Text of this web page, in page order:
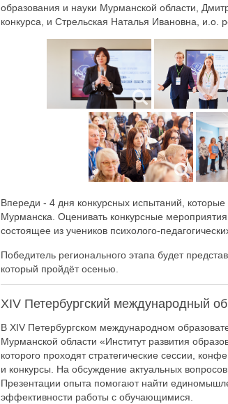
образования и науки Мурманской области,
конкурса, и Стрельская Наталья Ивановна, и.о.
Впереди - 4 дня конкурсных испытаний,
Мурманска. Оценивать конкурсные
состоящее из учеников психолого-
Победитель регионального этапа будет
который пройдёт осенью.
ХIV Петербургский международный
В ХIV Петербургском международном
Мурманской области «Институт развития
которого проходят стратегические сессии,
и конкурсы. На обсуждение актуальных
Презентации опыта помогают найти
эффективности работы с обучающимися.